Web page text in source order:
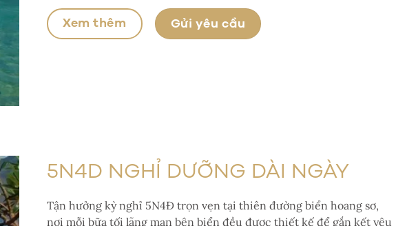
Xem thêm Gửi yêu cầu
5N4D NGHỈ DƯỠNG DÀI NGÀY
Tận hưởng kỳ nghỉ 5N4Đ trọn vẹn tại thiên đường biển hoang sơ,
nơi mỗi bữa tối lãng mạn bên biển đều được thiết kế để gắn kết yêu